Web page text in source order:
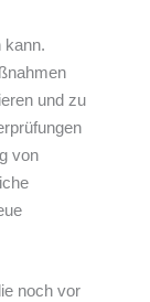
kann.
und zu
von
noch vor